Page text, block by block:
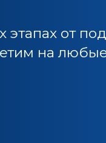
этапах от
на